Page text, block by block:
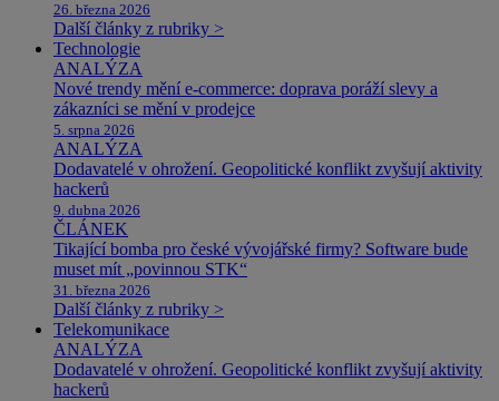
26. března 2026
Další články z rubriky >
Technologie
ANALÝZA
Nové trendy mění e-commerce: doprava poráží slevy a
zákazníci se mění v prodejce
5. srpna 2026
ANALÝZA
Dodavatelé v ohrožení. Geopolitické konflikt zvyšují aktivity
hackerů
9. dubna 2026
ČLÁNEK
Tikající bomba pro české vývojářské firmy? Software bude
muset mít „povinnou STK“
31. března 2026
Další články z rubriky >
Telekomunikace
ANALÝZA
Dodavatelé v ohrožení. Geopolitické konflikt zvyšují aktivity
hackerů